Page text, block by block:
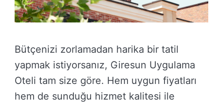
Bütçenizi zorlamadan harika bir tatil
yapmak istiyorsanız, Giresun Uygulama
Oteli tam size göre. Hem uygun fiyatları
hem de sunduğu hizmet kalitesi ile